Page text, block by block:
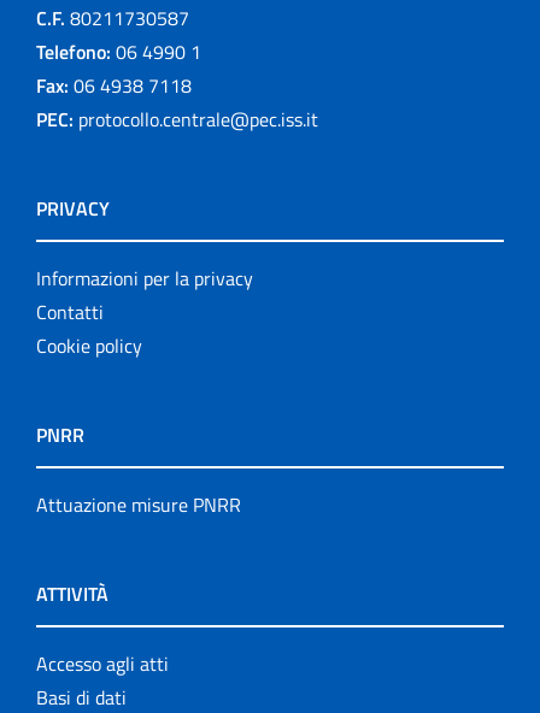
C.F. 80211730587
Telefono: 06 4990 1
Fax: 06 4938 7118
PEC: protocollo.centrale@pec.iss.it
PRIVACY
Informazioni per la privacy
Contatti
Cookie policy
PNRR
Attuazione misure PNRR
ATTIVITÀ
Accesso agli atti
Basi di dati